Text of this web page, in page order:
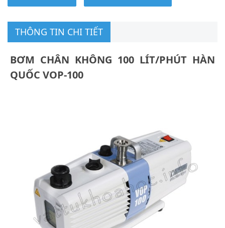
THÔNG TIN CHI TIẾT
BƠM CHÂN KHÔNG 100 LÍT/PHÚT HÀN
QUỐC VOP-100